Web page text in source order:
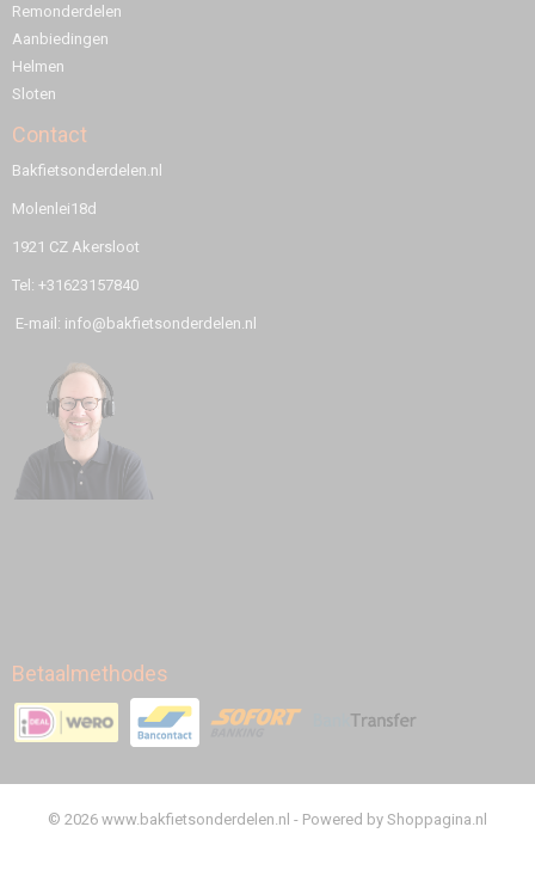
Remonderdelen
Aanbiedingen
Helmen
Sloten
Contact
Bakfietsonderdelen.nl
Molenlei18d
1921 CZ Akersloot
Tel: +31623157840
E-mail: info@bakfietsonderdelen.nl
Betaalmethodes
© 2026 www.bakfietsonderdelen.nl - Powered by Shoppagina.nl